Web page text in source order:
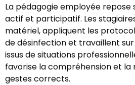
La pédagogie employée repose
actif et participatif. Les
matériel, appliquent les
de désinfection et travaillent
issus de situations
favorise la compréhension et la
gestes corrects.